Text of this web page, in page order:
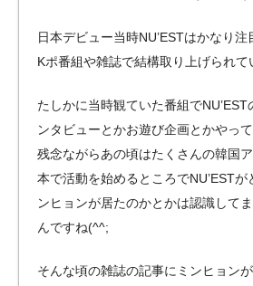
日本デビュー当時NU’ESTはかなり
Kポ番組や雑誌で結構取り上げられて
たしかに当時観ていた番組で
ンタビューとかお遊び企画とかやって
残念ながらあの頃はたくさんの韓国
本で活動を始めるところでNU’ESTが
ンヒョンが居たのかとかは認識して
んですね(^^;
そんな頃の雑誌の記事にミンヒョン